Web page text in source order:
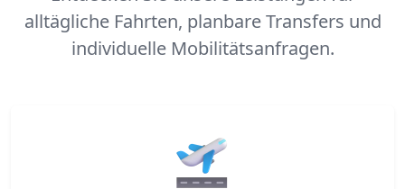
alltägliche Fahrten, planbare Transfers und
individuelle Mobilitätsanfragen.